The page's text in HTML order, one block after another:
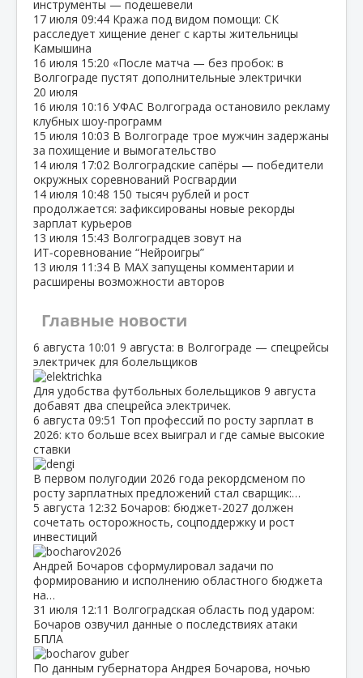
инструменты — подешевели
17 июля 09:44 Кража под видом помощи: СК
расследует хищение денег с карты жительницы
Камышина
16 июля 15:20 «После матча — без пробок: в
Волгограде пустят дополнительные электрички
20 июля
16 июля 10:16 УФАС Волгограда остановило рекламу
клубных шоу‑программ
15 июля 10:03 В Волгограде трое мужчин задержаны
за похищение и вымогательство
14 июля 17:02 Волгоградские сапёры — победители
окружных соревнований Росгвардии
14 июля 10:48 150 тысяч рублей и рост
продолжается: зафиксированы новые рекорды
зарплат курьеров
13 июля 15:43 Волгоградцев зовут на
ИТ‑соревнование “Нейроигры”
13 июля 11:34 В МАХ запущены комментарии и
расширены возможности авторов
Главные новости
6 августа 10:01 9 августа: в Волгограде — спецрейсы
электричек для болельщиков
Для удобства футбольных болельщиков 9 августа
добавят два спецрейса электричек.
6 августа 09:51 Топ профессий по росту зарплат в
2026: кто больше всех выиграл и где самые высокие
ставки
В первом полугодии 2026 года рекордсменом по
росту зарплатных предложений стал сварщик:…
5 августа 12:32 Бочаров: бюджет‑2027 должен
сочетать осторожность, соцподдержку и рост
инвестиций
Андрей Бочаров сформулировал задачи по
формированию и исполнению областного бюджета
на…
31 июля 12:11 Волгоградская область под ударом:
Бочаров озвучил данные о последствиях атаки
БПЛА
По данным губернатора Андрея Бочарова, ночью